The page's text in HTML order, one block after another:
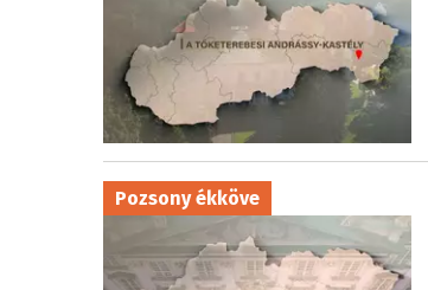
Pozsony ékköve